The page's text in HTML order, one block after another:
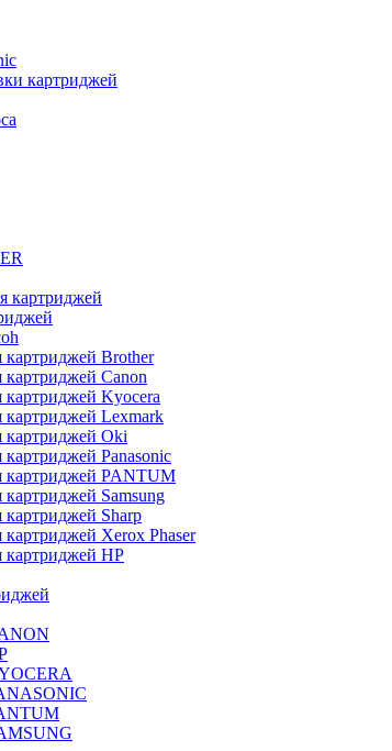
картриджей
картриджей
картриджей Brother
картриджей Canon
картриджей Kyocera
картриджей Lexmark
картриджей Oki
картриджей Panasonic
картриджей PANTUM
картриджей Samsung
картриджей Sharp
картриджей Xerox Phaser
картриджей НР